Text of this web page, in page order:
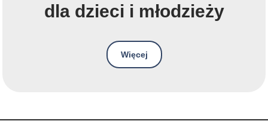
dla dzieci i młodzieży
Więcej